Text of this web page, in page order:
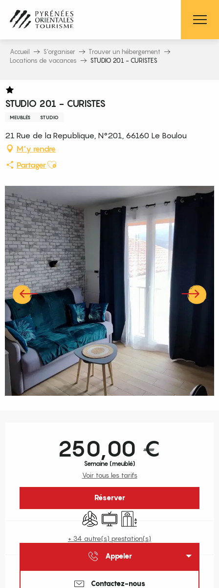
contenu
principal
Accueil S’organiser
Trouver un hébergement
Locations de vacances
STUDIO 201 - CURISTES
STUDIO 201 - CURISTES
MEUBLÉS STUDIO
21 Rue de la Republique, N°201, 66160 Le Boulou
M'y rendre
PartagerAjouter aux favoris
250,00 €
Semaine (meublé)
Voir tous les tarifs
Réserver
Air conditionné
TélévisionAscenseur
+ 34 autre(s) prestation(s)
Appeler
Contactez-nous